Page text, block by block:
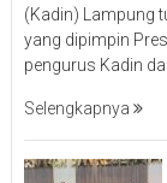
(Kadin) Lampung
yang dipimpin
pengurus Kadin
Selengkapnya